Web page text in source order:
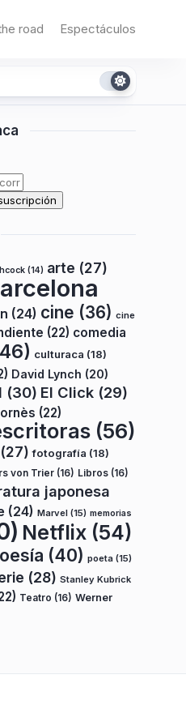
road Espectáculos
(14) arte (27)
(24) cine (36) cine
(22) comedia
culturaca (18)
David Lynch (20)
(30) El Click (29)
(22)
(56)
(27) fotografía (18)
von Trier (16) Libros (16)
japonesa
(24) Marvel (15) memorias
Netflix (54)
(40) poeta (15)
(28) Stanley Kubrick
Teatro (16) Werner